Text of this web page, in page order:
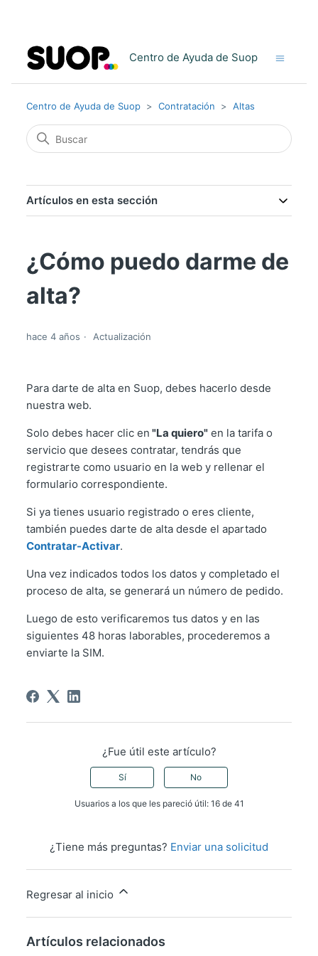
Centro de Ayuda de Suop
Centro de Ayuda de Suop Contratación Altas
Artículos en esta sección
¿Cómo puedo darme de
alta?
hace 4 años Actualización
Para darte de alta en Suop, debes hacerlo desde
nuestra web.
Solo debes hacer clic en "La quiero" en la tarifa o
servicio que desees contratar, tendrás que
registrarte como usuario en la web y rellenar el
formulario correspondiente.
Si ya tienes usuario registrado o eres cliente,
también puedes darte de alta desde el apartado
Contratar-Activar.
Una vez indicados todos los datos y completado el
proceso de alta, se generará un número de pedido.
Luego de esto verificaremos tus datos y en las
siguientes 48 horas laborables, procederemos a
enviarte la SIM.
¿Fue útil este artículo?
Sí No
Usuarios a los que les pareció útil: 16 de 41
¿Tiene más preguntas? Enviar una solicitud
Regresar al inicio
Artículos relacionados